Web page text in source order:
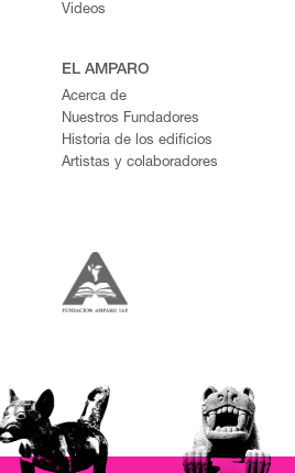
Videos
EL AMPARO
Acerca de
Nuestros Fundadores
Historia de los edificios
Artistas y colaboradores